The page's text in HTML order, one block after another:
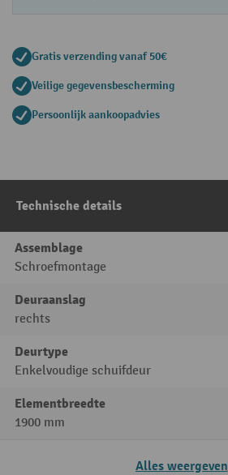
Gratis verzending vanaf 50€
Veilige gegevensbescherming
Persoonlijk aankoopadvies
Technische details
Assemblage
Schroefmontage
Deuraanslag
rechts
Deurtype
Enkelvoudige schuifdeur
Elementbreedte
1900 mm
Alles weergeven